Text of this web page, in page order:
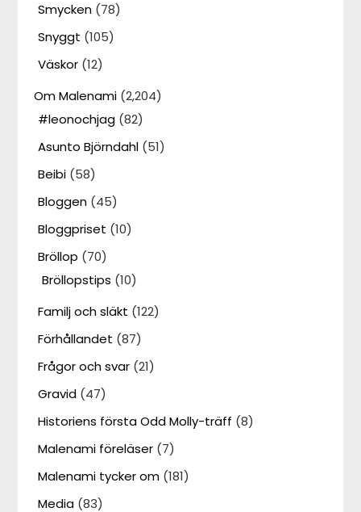
Smycken (78)
Snyggt (105)
Väskor (12)
Om Malenami (2,204)
#leonochjag (82)
Asunto Björndahl (51)
Beibi (58)
Bloggen (45)
Bloggpriset (10)
Bröllop (70)
Bröllopstips (10)
Familj och släkt (122)
Förhållandet (87)
Frågor och svar (21)
Gravid (47)
Historiens första Odd Molly-träff (8)
Malenami föreläser (7)
Malenami tycker om (181)
Media (83)